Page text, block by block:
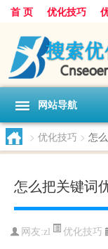
首 页 优化技巧
网站导航
> 优化技巧 > 怎
怎么把关键词
网友:zl 优化技巧